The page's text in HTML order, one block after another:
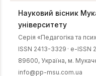
Науковий вісник
університету
Серія «Педагогіка та
ISSN 2413-3329 · e-ISSN
89600, Українa, м.
info@pp-msu.com.ua